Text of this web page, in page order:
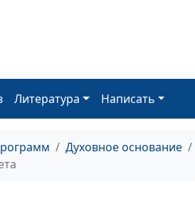
Литература Написать
Духовное основание